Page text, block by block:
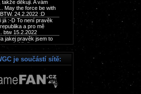
je součástí sítě: